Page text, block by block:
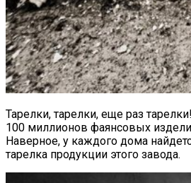
Тарелки, тарелки, еще раз
100 миллионов фаянсовых
Наверное, у каждого дома
тарелка продукции этого завода.